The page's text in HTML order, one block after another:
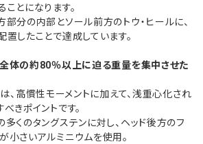
ことになります。
部分の内部とソール前方のトウ・ヒールに、
置したことで達成しています。
体の約80％以上に迫る重量を集中させた
、高慣性モーメントに加えて、浅重心化され
きポイントです。
多くのタングステンに対し、ヘッド後方のフ
小さいアルミニウムを使用。